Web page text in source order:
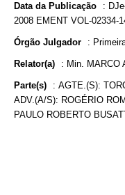
Data da Publicação :
2008 EMENT VOL-02334-
Órgão Julgador :
Relator(a) : Min. MARCO
Parte(s) : AGTE.(S):
ADV.(A/S): ROGÉRIO
PAULO ROBERTO